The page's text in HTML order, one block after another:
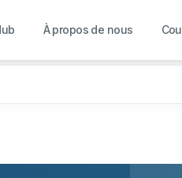
À propos de nous